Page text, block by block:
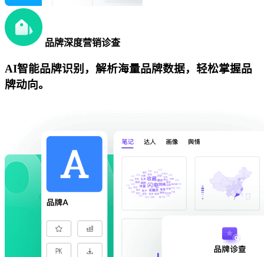
品牌深度营销诊查
AI智能品牌识别，解析海量品牌数据，轻松掌握品
牌动向。